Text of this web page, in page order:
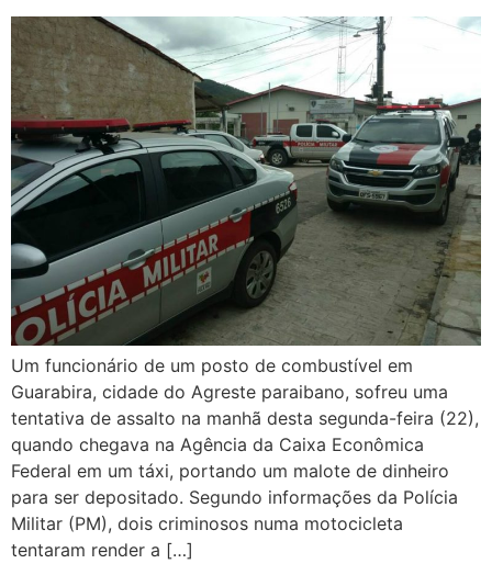
Um funcionário de um posto de combustível em
Guarabira, cidade do Agreste paraibano, sofreu uma
tentativa de assalto na manhã desta segunda-feira (22),
quando chegava na Agência da Caixa Econômica
Federal em um táxi, portando um malote de dinheiro
para ser depositado. Segundo informações da Polícia
Militar (PM), dois criminosos numa motocicleta
tentaram render a […]